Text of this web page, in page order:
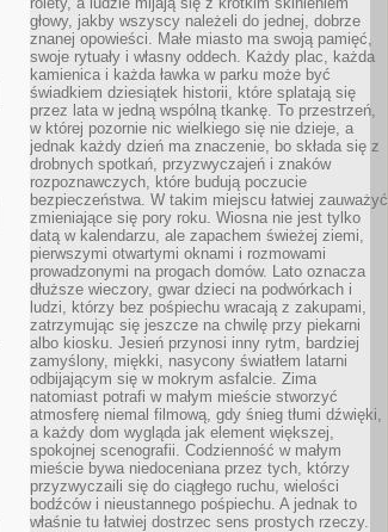
głowy, jakby wszyscy należeli do jednej, dobrze
znanej opowieści. Małe miasto ma swoją pamięć,
swoje rytuały i własny oddech. Każdy plac, każda
kamienica i każda ławka w parku może być
świadkiem dziesiątek historii, które splatają się
przez lata w jedną wspólną tkankę. To przestrzeń,
w której pozornie nic wielkiego się nie dzieje, a
jednak każdy dzień ma znaczenie, bo składa się z
drobnych spotkań, przyzwyczajeń i znaków
rozpoznawczych, które budują poczucie
bezpieczeństwa. W takim miejscu łatwiej zauważyć
zmieniające się pory roku. Wiosna nie jest tylko
datą w kalendarzu, ale zapachem świeżej ziemi,
pierwszymi otwartymi oknami i rozmowami
prowadzonymi na progach domów. Lato oznacza
dłuższe wieczory, gwar dzieci na podwórkach i
ludzi, którzy bez pośpiechu wracają z zakupami,
zatrzymując się jeszcze na chwilę przy piekarni
albo kiosku. Jesień przynosi inny rytm, bardziej
zamyślony, miękki, nasycony światłem latarni
odbijającym się w mokrym asfalcie. Zima
natomiast potrafi w małym mieście stworzyć
atmosferę niemal filmową, gdy śnieg tłumi dźwięki,
a każdy dom wygląda jak element większej,
spokojnej scenografii. Codzienność w małym
mieście bywa niedoceniana przez tych, którzy
przyzwyczaili się do ciągłego ruchu, wielości
bodźców i nieustannego pośpiechu. A jednak to
właśnie tu łatwiej dostrzec sens prostych rzeczy.